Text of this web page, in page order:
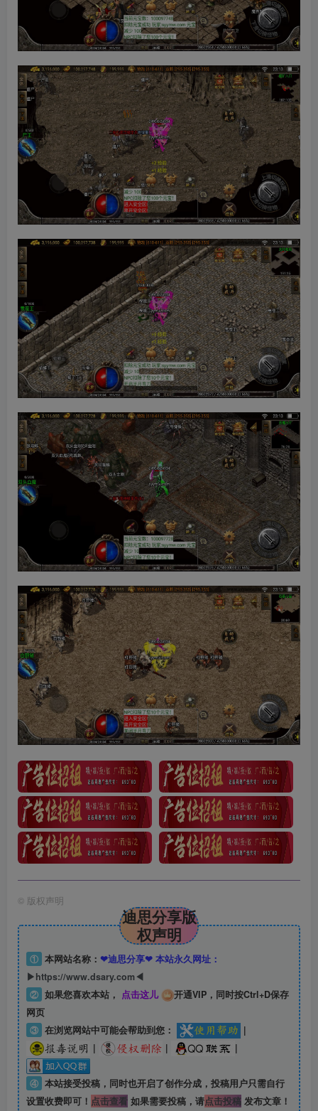
© 版权声明
迪思分享版
权声明
① 本网站名称： ❤迪思分享❤ 本站永久网址：
▶https://www.dsary.com◀
② 如果您喜欢本站， 点击这儿
开通VIP，同时按Ctrl+D保存
网页
③ 在浏览网站中可能会帮助到您：
|
|
| |
④ 本站接受投稿，同时也开启了创作分成，投稿用户只需自行
设置收费即可！ 点击查看如果需要投稿，请点击投稿发布文章！